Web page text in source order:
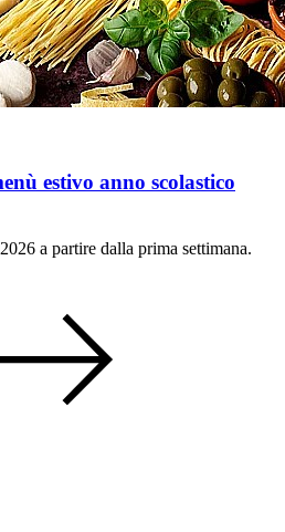
estivo anno scolastico
a partire dalla prima settimana.